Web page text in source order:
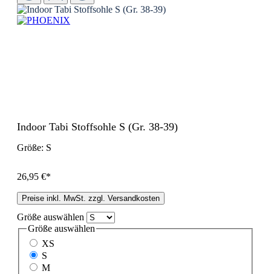
Indoor Tabi Stoffsohle S (Gr. 38-39)
Größe: S
26,95 €*
Preise inkl. MwSt. zzgl. Versandkosten
Größe auswählen
Größe auswählen
XS
S
M